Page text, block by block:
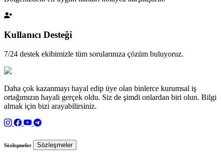
Kullanıcı Desteği
7/24 destek ekibimizle tüm sorularınıza çözüm buluyoruz.
Daha çok kazanmayı hayal edip üye olan binlerce kurumsal iş
ortağımızın hayali gerçek oldu. Siz de şimdi onlardan biri olun. Bilgi
almak için bizi arayabilirsiniz.
Sözleşmeler Sözleşmeler